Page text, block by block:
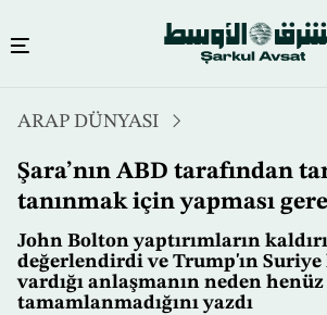
atla
ARAP DÜNYASI
Şara’nın ABD tarafından
tanınmak için yapması
John Bolton yaptırımların
değerlendirdi ve Trump'ın
vardığı anlaşmanın neden henüz
tamamlanmadığını yazdı